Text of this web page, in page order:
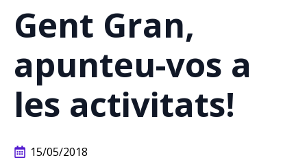
Gent Gran,
apunteu-vos a
les activitats!
15/05/2018